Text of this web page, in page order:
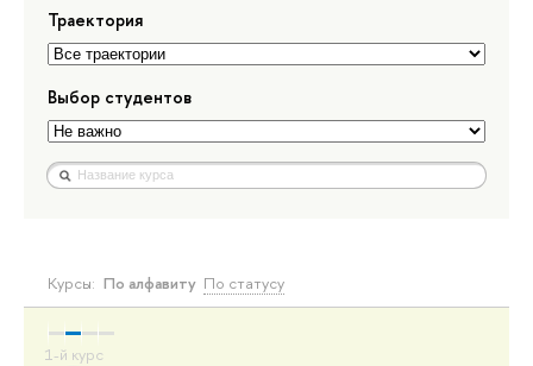
Траектория
Выбор студентов
Курсы: По алфавиту По статусу